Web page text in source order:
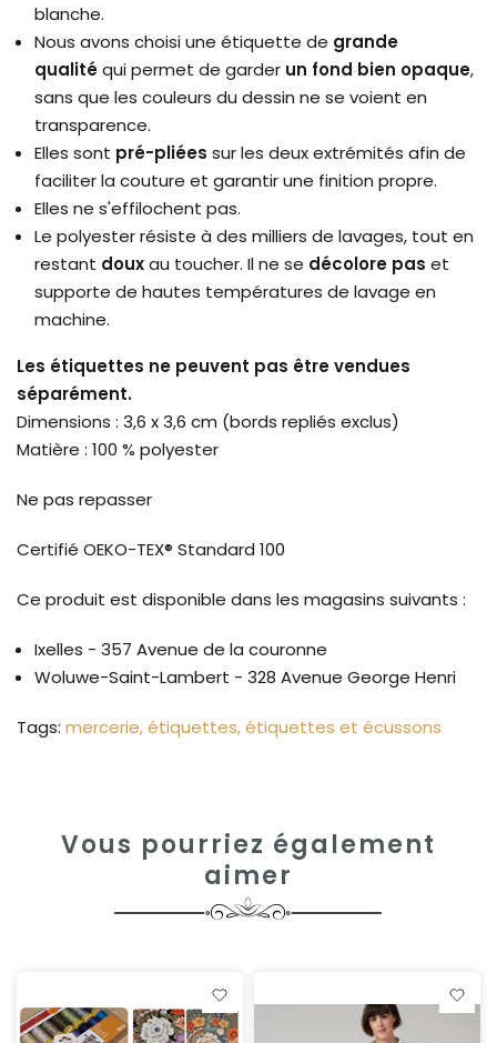
blanche.
Nous avons choisi une étiquette de grande
qualitéqui permet de garder un fond bien opaque,
sans que les couleurs du dessin ne se voient en
transparence.
Elles sont pré-pliées sur les deux extrémités afin de
faciliter la couture et garantir une finition propre.
Elles ne s'effilochent pas.
Le polyester résiste à des milliers de lavages, tout en
restant douxau toucher. Il ne se décolore pas et
supporte de hautes températures de lavage en
machine.
Les étiquettes ne peuvent pas être vendues
séparément.
Dimensions : 3,6 x 3,6 cm (bords repliés exclus)
Matière : 100 % polyester
Ne pas repasser
Certifié OEKO-TEX® Standard 100
Ce produit est disponible dans les magasins suivants :
Ixelles - 357 Avenue de la couronne
Woluwe-Saint-Lambert - 328 Avenue George Henri
Tags: mercerie étiquettes étiquettes et écussons
Vous pourriez également
aimer